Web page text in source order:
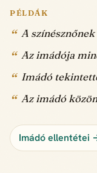
PÉLDÁK
A
Az imádója
Imádó
Az imádó
Imádó ellentétei